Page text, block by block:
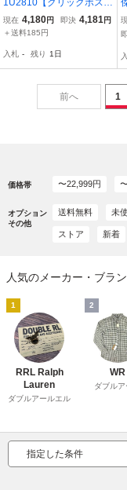
対応】RRL 半袖無地Tシ
ャツ
現在 4,180円 即決 4,181 円
＋送料185円
入札 - 残り 1日
前へ 1
価格帯 〜22,999円
オプション
その他
送料無料 未
ストア 新着
人気のメーカー・ブラ
1
RRL Ralph
Lauren
ダブルアールエル
2
WR
ダブル
指定した条件